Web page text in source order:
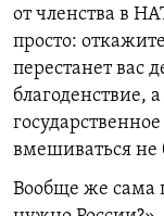
от членства в
просто:
перестанет вас
благоденствие,
вмешиваться не
Вообще же сама